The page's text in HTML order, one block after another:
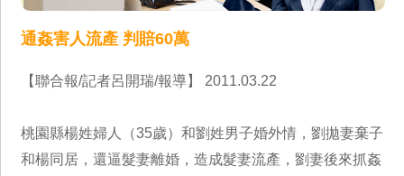
通姦害人流產 判賠60萬
【聯合報/記者呂開瑞/報導】 2011.03.22
桃園縣楊姓婦人（35歲）和劉姓男子婚外情，劉拋妻棄子
和楊同居，還逼髮妻離婚，造成髮妻流產，劉妻後來抓姦